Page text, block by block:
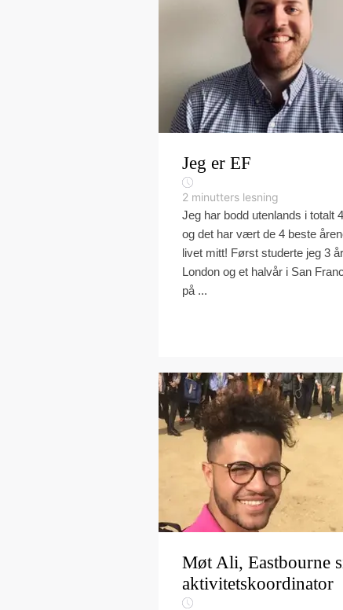
Jeg er EF
2 minutters lesning
Jeg har bodd utenlands i totalt
og det har vært de 4 beste
livet mitt! Først studerte jeg 3
London og et halvår i San
på ...
Møt Ali, Eastbourne
aktivitetskoordinator